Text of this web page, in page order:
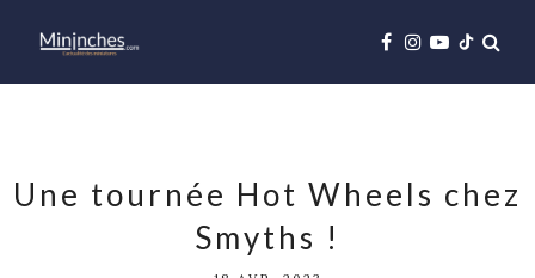
Une tournée Hot Wheels chez
Smyths !